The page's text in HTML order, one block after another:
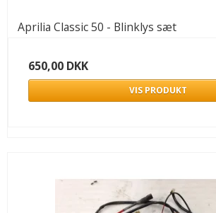
Aprilia Classic 50 - Blinklys sæt
650,00 DKK
VIS PRODUKT